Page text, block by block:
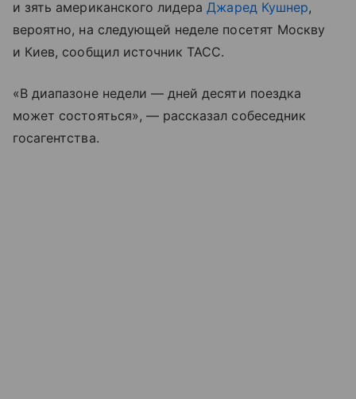
и зять американского лидераДжаред Кушнер,
вероятно, на следующей неделе посетят Москву
и Киев, сообщил источник ТАСС.
«В диапазоне недели — дней десяти поездка
может состояться», — рассказал собеседник
госагентства.